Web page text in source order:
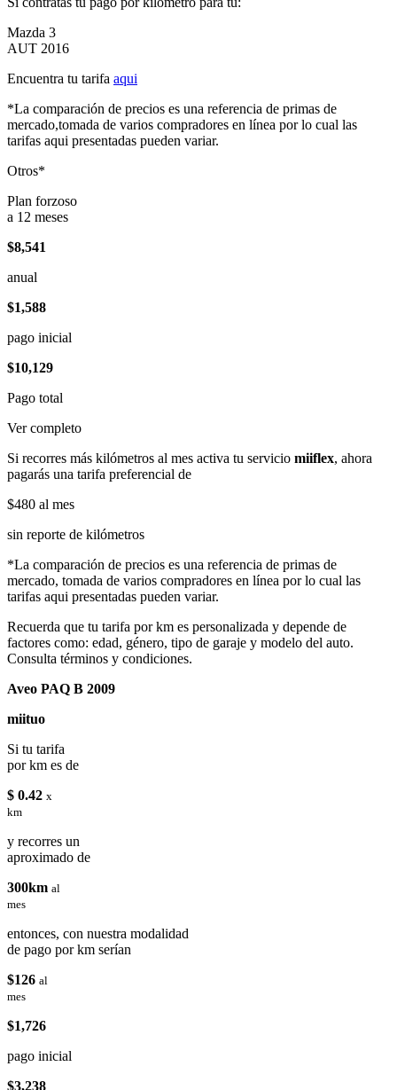
Mazda 3
AUT 2016
Encuentra tu tarifa aqui
*La comparación de precios es una referencia de primas de
mercado,tomada de varios compradores en línea por lo cual las
tarifas aqui presentadas pueden variar.
Otros*
Plan forzoso
a 12 meses
$8,541
anual
$1,588
pago inicial
$10,129
Pago total
Ver completo
Si recorres más kilómetros al mes activa tu servicio miiflex, ahora
pagarás una tarifa preferencial de
$480 al mes
sin reporte de kilómetros
*La comparación de precios es una referencia de primas de
mercado, tomada de varios compradores en línea por lo cual las
tarifas aqui presentadas pueden variar.
Recuerda que tu tarifa por km es personalizada y depende de
factores como: edad, género, tipo de garaje y modelo del auto.
Consulta términos y condiciones.
Aveo PAQ B 2009
miituo
Si tu tarifa
por km es de
$ 0.42 x
km
y recorres un
aproximado de
300km al
mes
entonces, con nuestra modalidad
de pago por km serían
$126 al
mes
$1,726
pago inicial
$3,238